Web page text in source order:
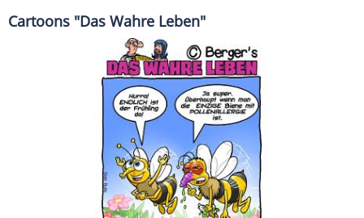
Cartoons "Das Wahre Leben"